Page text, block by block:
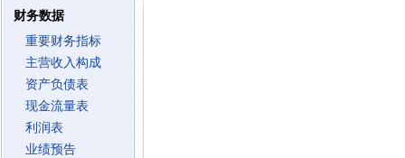
财务数据
重要财务指标
主营收入构成
资产负债表
现金流量表
利润表
业绩预告